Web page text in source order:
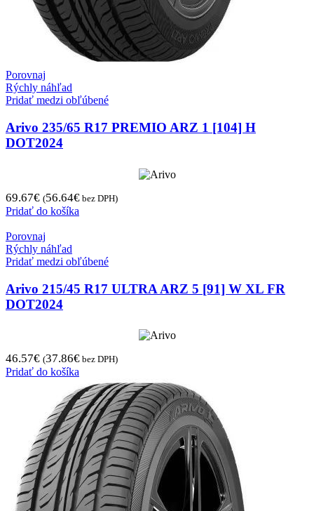
Porovnaj
Rýchly náhľad
Pridať medzi obľúbené
Arivo 235/65 R17 PREMIO ARZ 1 [104] H
DOT2024
69.67€ (56.64€ bez DPH)
Pridať do košíka
Porovnaj
Rýchly náhľad
Pridať medzi obľúbené
Arivo 215/45 R17 ULTRA ARZ 5 [91] W XL FR
DOT2024
46.57€ (37.86€ bez DPH)
Pridať do košíka